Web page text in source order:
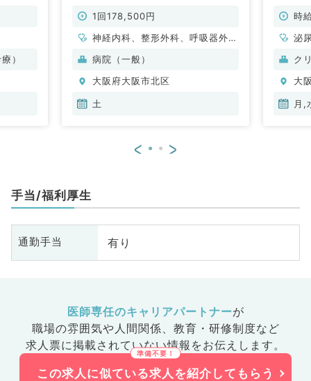
）
不問／非常勤）
1回178,500円
神経内科、整形外科、呼吸器外
科、泌尿器科、一般内科、循環器
内分泌・代謝内科、腎臓内科、血
液内科、外科系全般、一般外科、
病院（一般）
大阪府大阪市北区
土
★高給
／オ
時
泌
ク
大
月,
< >
手当/福利厚生
通勤手当 有り
医師専任のキャリアパートナーが
職場の雰囲気や人間関係、 教育・研修制度など
求人票に掲載されていない情報をお伝えします。
この求人に似ている求人を紹介してもらう